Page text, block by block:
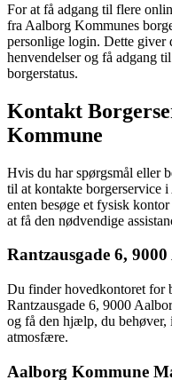
For at få adgang til flere
fra Aalborg Kommunes
personlige login. Dette giver
henvendelser og få adgang
borgerstatus.
Kontakt
Kommune
Hvis du har spørgsmål eller
til at kontakte borgerservice
enten besøge et fysisk
at få den nødvendige
Rantzausgade 6,
Du finder hovedkontoret for
Rantzausgade 6, 9000
og få den hjælp, du behøver,
atmosfære.
Aalborg Kommune